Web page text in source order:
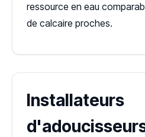
ressource en eau
de calcaire proches.
Installateurs